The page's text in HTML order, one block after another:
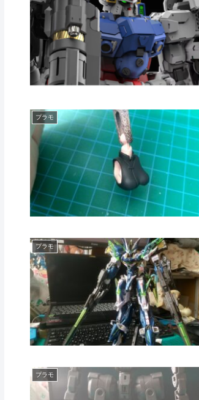
プラモ
プラモ
プラモ